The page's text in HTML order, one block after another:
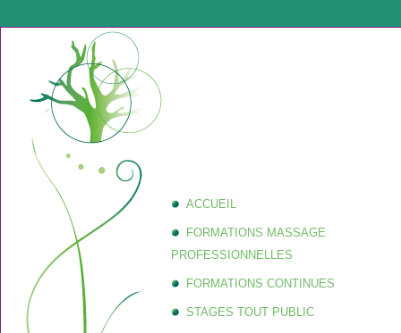
ACCUEIL
FORMATIONS MASSAGE
PROFESSIONNELLES
FORMATIONS CONTINUES
STAGES TOUT PUBLIC